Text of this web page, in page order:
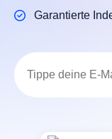
Garantierte